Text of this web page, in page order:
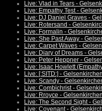
Live: Vlad in Tears -
Live: Empathy Test -
Live: DJ Daniel Graves -
Live: Rotersand -
Live: Formalin -
Live: She Past Away -
Live: Carpet Waves -
Live: Diary of Dreams -
Live: Peter Heppner -
Live: Isaac Howlett
Live: [:SITD:] -
Live: Scandy -
Live: Combichrist -
Live: Rroyce -
Live: The Second Sight -
Live: Covenant -